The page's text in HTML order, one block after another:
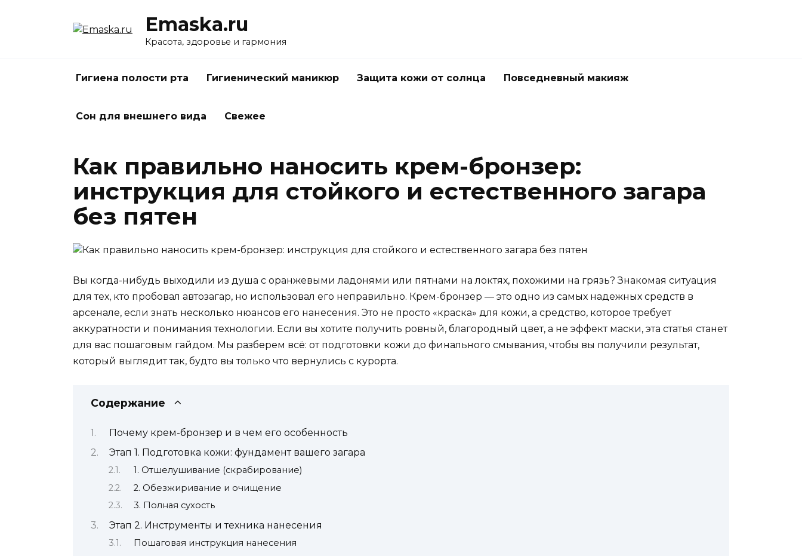
Emaska.ru
Красота, здоровье и гармония
Гигиена полости рта Гигиенический маникюр Защита кожи от солнца Повседневный макияж
Сон для внешнего вида Свежее
Как правильно наносить крем-бронзер:
инструкция для стойкого и естественного загара
без пятен
Вы когда-нибудь выходили из душа с оранжевыми ладонями или пятнами на локтях, похожими на грязь? Знакомая ситуация
для тех, кто пробовал автозагар, но использовал его неправильно. Крем-бронзер — это одно из самых надежных средств в
арсенале, если знать несколько нюансов его нанесения. Это не просто «краска» для кожи, а средство, которое требует
аккуратности и понимания технологии. Если вы хотите получить ровный, благородный цвет, а не эффект маски, эта статья станет
для вас пошаговым гайдом. Мы разберем всё: от подготовки кожи до финального смывания, чтобы вы получили результат,
который выглядит так, будто вы только что вернулись с курорта.
Содержание
Почему крем-бронзер и в чем его особенность
Этап 1. Подготовка кожи: фундамент вашего загара
1. Отшелушивание (скрабирование)
2. Обезжиривание и очищение
3. Полная сухость
Этап 2. Инструменты и техника нанесения
Пошаговая инструкция нанесения